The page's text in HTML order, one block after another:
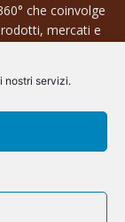
nostri servizi.
che coinvolge
mercati e